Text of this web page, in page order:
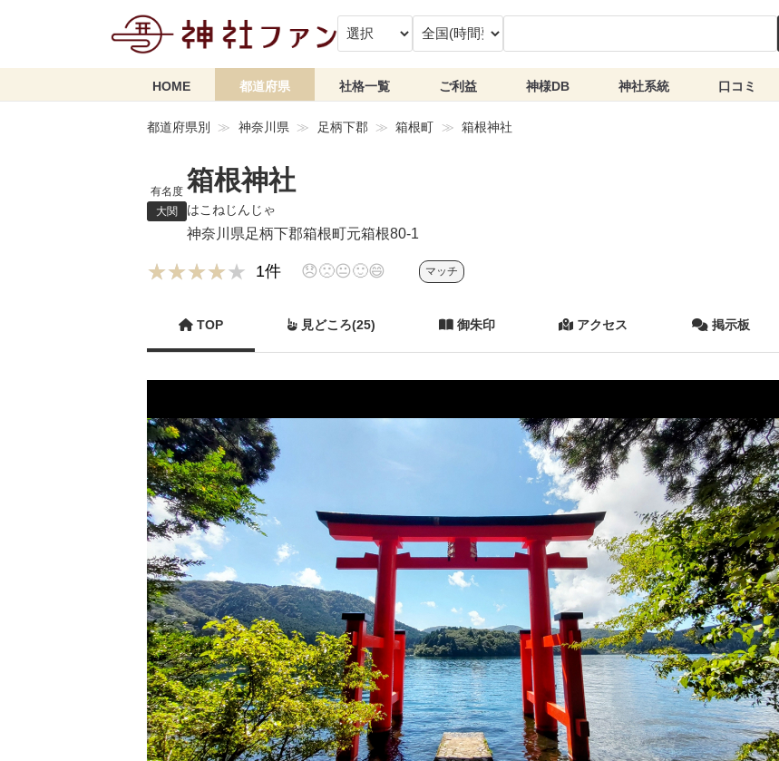
HOME 都道府県 社格一覧 ご利益 神様DB 神社系統 口コミ
都道府県別 神奈川県 足柄下郡 箱根町 箱根神社
有名度
大関
箱根神社
はこねじんじゃ
神奈川県足柄下郡箱根町元箱根80-1
★★★★★
★★★★★ 1件 😞🙁😐🙂😄 マッチ
TOP 見どころ(25) 御朱印 アクセス 掲示板